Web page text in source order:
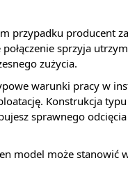
przypadku producent
połączenie sprzyja
zużycia.
warunki pracy w
Konstrukcja
sprawnego
model może stanowić